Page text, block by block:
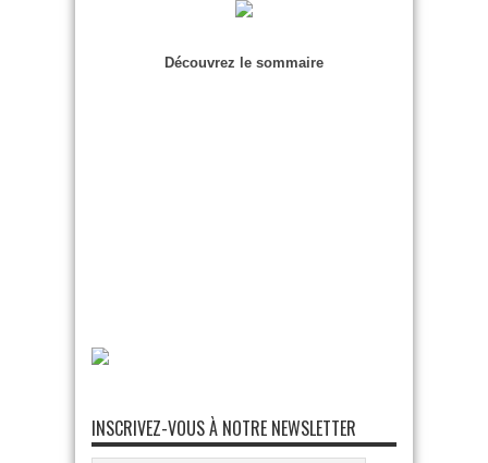
Découvrez le sommaire
INSCRIVEZ-VOUS À NOTRE NEWSLETTER